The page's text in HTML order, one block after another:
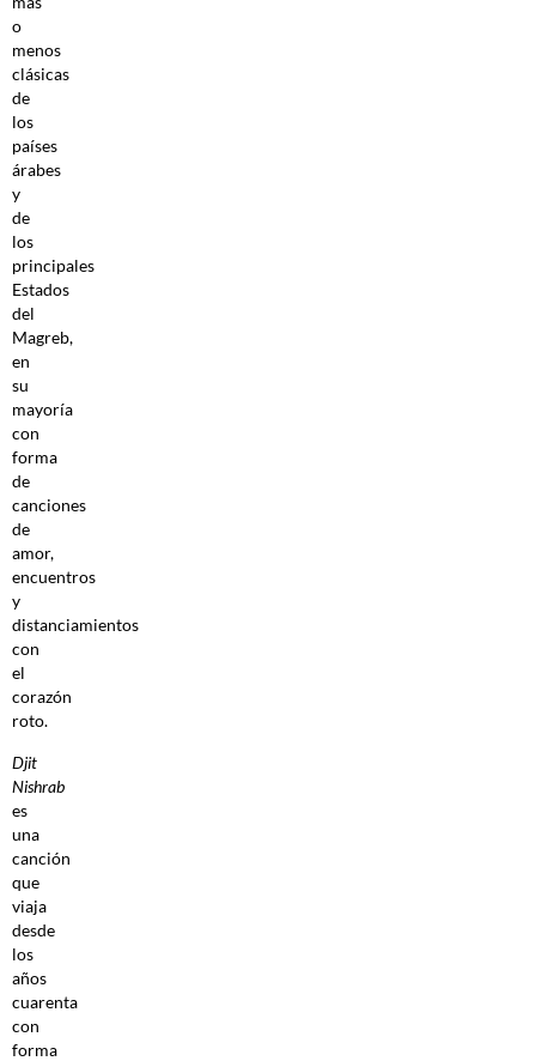
o
menos
clásicas
de
los
países
árabes
y
de
los
principales
Estados
del
Magreb,
en
su
mayoría
con
forma
de
canciones
de
amor,
encuentros
y
distanciamientos
con
el
corazón
roto.
Djit
Nishrab
es
una
canción
que
viaja
desde
los
años
cuarenta
con
forma